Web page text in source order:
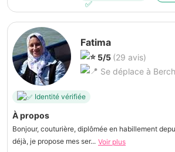
Fatima
5/5 (29 avis)
Se déplace à
Identité vérifiée
À propos
Bonjour, couturière, diplômée en habillement
déjà, je propose mes ser... Voir plus